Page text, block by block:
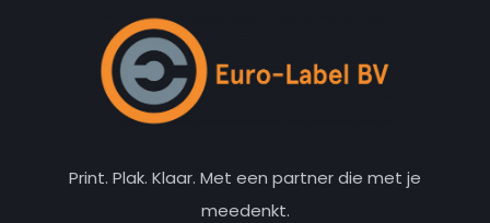
Print. Plak. Klaar. Met een partner die met je
meedenkt.